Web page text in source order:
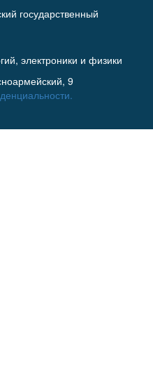
государственный
электроники и физики
9